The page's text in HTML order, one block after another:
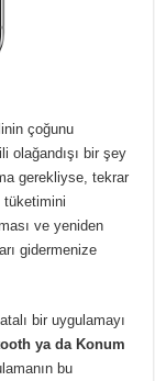
çoğunu
olağandışı bir şey
gerekliyse, tekrar
tüketimini
ve yeniden
gidermenize
bir uygulamayı
ya da Konum
bu